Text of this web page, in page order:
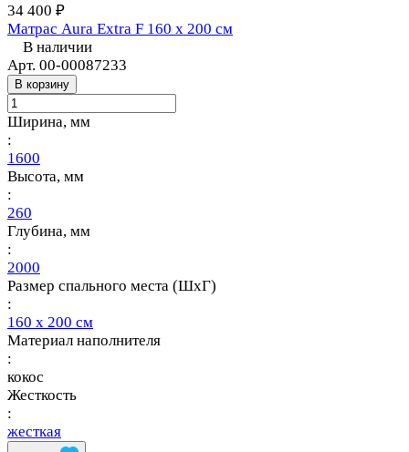
34 400 ₽
Матрас Aura Extra F 160 х 200 см
В наличии
Арт. 00-00087233
В корзину
Ширина, мм
:
1600
Высота, мм
:
260
Глубина, мм
:
2000
Размер спального места (ШхГ)
:
160 х 200 см
Материал наполнителя
:
кокос
Жесткость
:
жесткая